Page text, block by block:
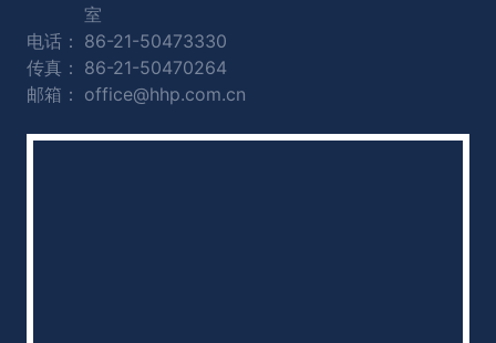
室
电话： 86-21-50473330
传真： 86-21-50470264
邮箱： office@hhp.com.cn